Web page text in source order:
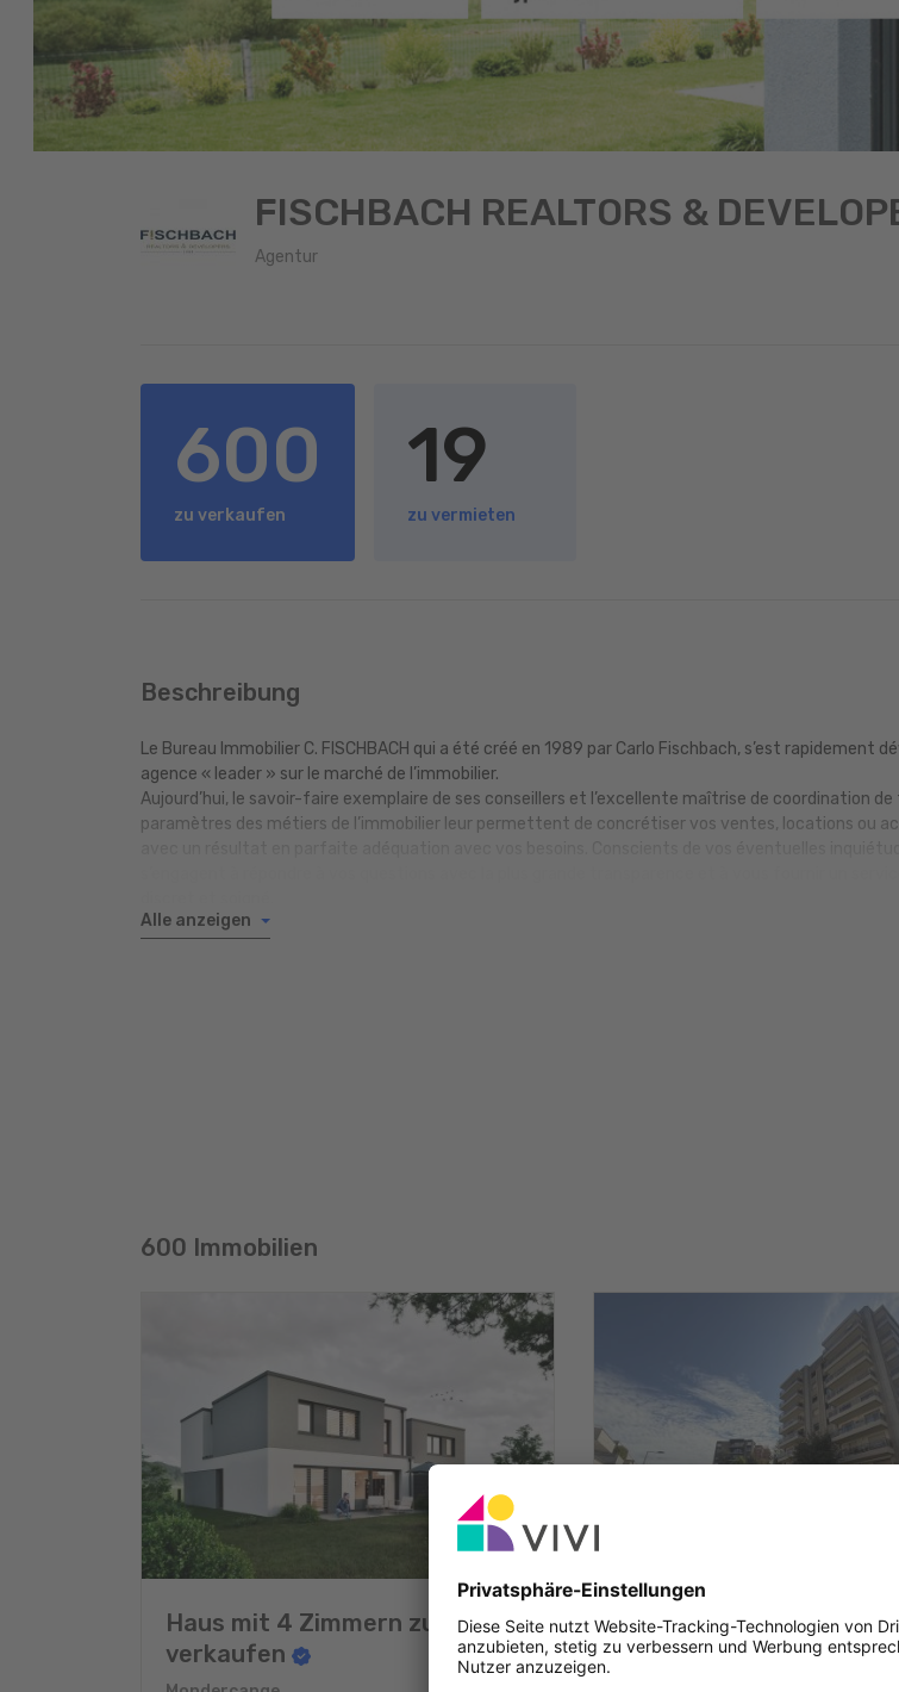
FISCHBACH REALTORS &
Agentur
600
zu verkaufen
19
zu vermieten
Beschreibung
Le Bureau Immobilier C. FISCHBACH qui a été créé en 1989 par Carlo Fischbach, s’est rapidement
agence « leader » sur le marché de l’immobilier.
Aujourd’hui, le savoir-faire exemplaire de ses conseillers et l’excellente maîtrise de coordination de
paramètres des métiers de l’immobilier leur permettent de concrétiser vos ventes, locations ou
En 2016 la direction a décidé de réorganiser la structure et la gestion de l’agence afin de mieux
Alle anzeigen
600 Immobilien
Haus mit 4 Zimmern zu
verkaufen
Wohnung mit 2
verkaufen